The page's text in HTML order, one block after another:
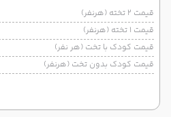
قیمت 2 تخته (هرنفر)
قیمت 1 تخته (هرنفر)
قیمت کودک با تخت (هر نفر)
قیمت کودک بدون تخت (هرنفر)